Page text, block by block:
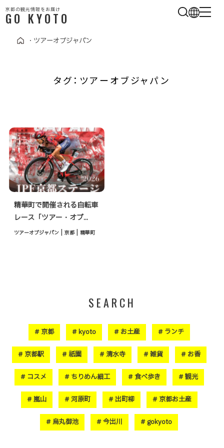
・ ツアーオブジャパン
タグ：ツアーオブジャパン
精華町で開催される自転車
レース「ツアー・オブ...
ツアーオブジャパン | 京都 | 精華町
SEARCH
京都 kyoto お土産 ランチ
京都駅 祇園 清水寺 雑貨 お香
コスメ ちりめん細工 食べ歩き 観光
嵐山 河原町 出町柳 京都お土産
烏丸御池 今出川 gokyoto
京都の観光情報をお届け
GO KYOTO